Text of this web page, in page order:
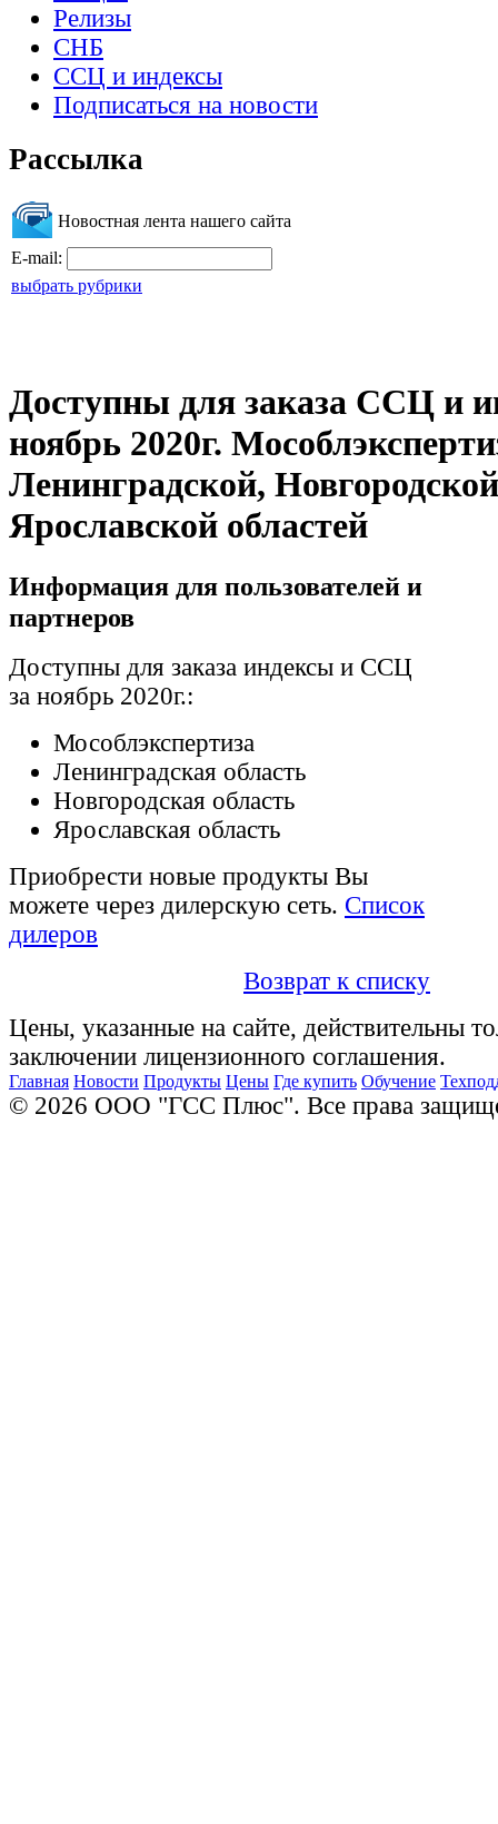
Релизы
СНБ
ССЦ и индексы
Подписаться на новости
Рассылка
Новостная лента нашего сайта
E-mail:
выбрать рубрики
Доступны для заказа ССЦ и
ноябрь 2020г.
Ленинградской,
Ярославской областей
Информация для пользователей и
партнеров
Доступны для заказа индексы и ССЦ
за ноябрь 2020г.:
Мособлэкспертиза
Ленинградская область
Новгородская область
Ярославская область
Приобрести новые продукты Вы
можете через дилерскую сеть. Список
дилеров
Возврат к списку
Цены, указанные на сайте, действительны
заключении лицензионного соглашения.
Главная Новости Продукты Цены Где купить Обучение
© 2026 ООО "ГСС Плюс". Все права